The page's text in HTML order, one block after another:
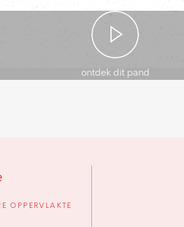
ontdek dit pand
OPPERVLAKTE